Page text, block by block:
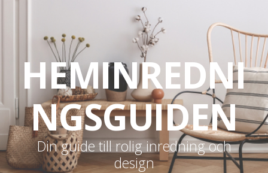
HEMINREDNI
NGSGUIDEN
Din guide till rolig inredning och
design